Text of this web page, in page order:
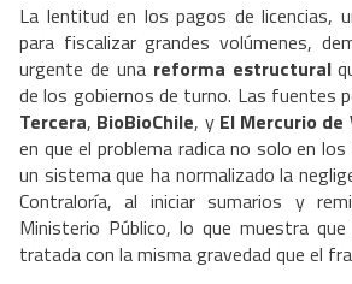
La lentitud en los pagos de licencias,
para fiscalizar grandes volúmenes,
urgente de una reforma estructural
de los gobiernos de turno. Las fuentes
Tercera, BioBioChile, y El Mercurio de
en que el problema radica no solo en
un sistema que ha normalizado la
Contraloría, al iniciar sumarios y
Ministerio Público, lo que muestra
tratada con la misma gravedad que el